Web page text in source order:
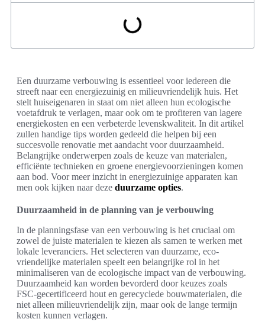
Een duurzame verbouwing is essentieel voor iedereen die
streeft naar een energiezuinig en milieuvriendelijk huis. Het
stelt huiseigenaren in staat om niet alleen hun ecologische
voetafdruk te verlagen, maar ook om te profiteren van lagere
energiekosten en een verbeterde levenskwaliteit. In dit artikel
zullen handige tips worden gedeeld die helpen bij een
succesvolle renovatie met aandacht voor duurzaamheid.
Belangrijke onderwerpen zoals de keuze van materialen,
efficiënte technieken en groene energievoorzieningen komen
aan bod. Voor meer inzicht in energiezuinige apparaten kan
men ook kijken naar deze duurzame opties.
Duurzaamheid in de planning van je verbouwing
In de planningsfase van een verbouwing is het cruciaal om
zowel de juiste materialen te kiezen als samen te werken met
lokale leveranciers. Het selecteren van duurzame, eco-
vriendelijke materialen speelt een belangrijke rol in het
minimaliseren van de ecologische impact van de verbouwing.
Duurzaamheid kan worden bevorderd door keuzes zoals
FSC-gecertificeerd hout en gerecyclede bouwmaterialen, die
niet alleen milieuvriendelijk zijn, maar ook de lange termijn
kosten kunnen verlagen.